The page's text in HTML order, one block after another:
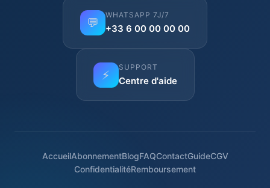
💬
WHATSAPP 7J/7
+33 6 00 00 00 00
⚡
SUPPORT
Centre d'aide
AccueilAbonnementBlogFAQContactGuideCGV
ConfidentialitéRemboursement